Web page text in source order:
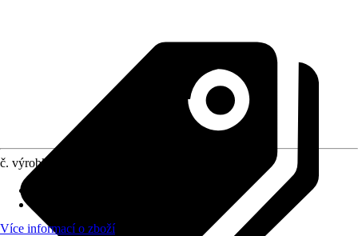
č. výrobku
Více informací o zboží